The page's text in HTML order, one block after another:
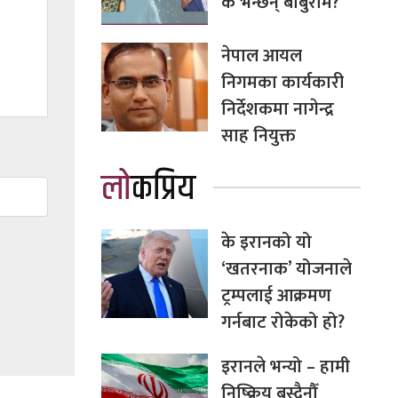
नेपाल आयल
निगमका कार्यकारी
निर्देशकमा नागेन्द्र
साह नियुक्त
लोकप्रिय
के इरानको यो
‘खतरनाक’ योजनाले
ट्रम्पलाई आक्रमण
गर्नबाट रोकेको हो?
इरानले भन्यो – हामी